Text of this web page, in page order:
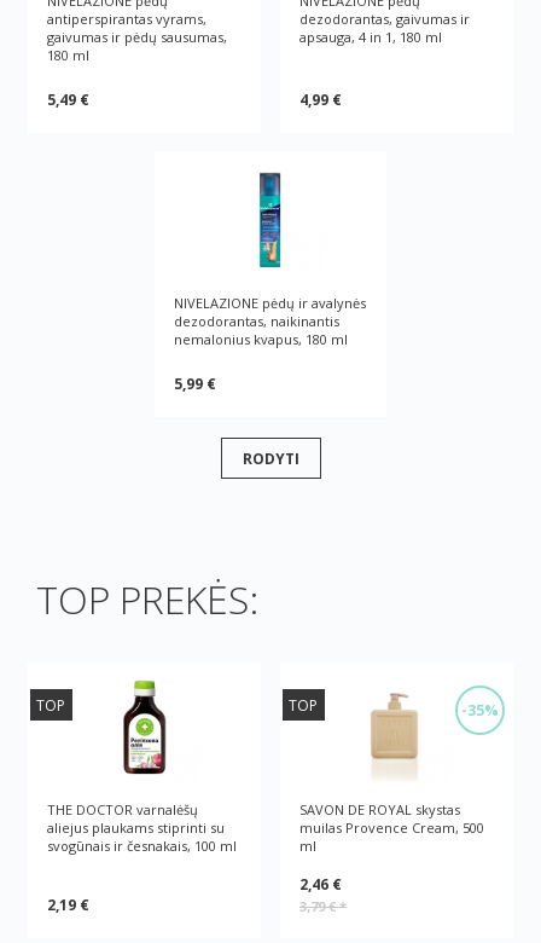
antiperspirantas vyrams,
gaivumas ir pėdų sausumas,
180 ml
5,49 €
dezodorantas, gaivumas ir
apsauga, 4 in 1, 180 ml
4,99 €
NIVELAZIONE pėdų ir avalynės
dezodorantas, naikinantis
nemalonius kvapus, 180 ml
5,99 €
RODYTI
TOP PREKĖS:
TOP
THE DOCTOR varnalėšų
aliejus plaukams stiprinti su
svogūnais ir česnakais, 100 ml
2,19 €
-35%
TOP
SAVON DE ROYAL skystas
muilas Provence Cream, 500
ml
2,46 €
3,79 €*